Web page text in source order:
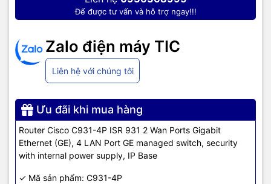
Để được tư vấn và hỗ trợ ngay!!!
Zalo điện máy TIC
Liên hệ với chúng tôi
Ưu đãi khi mua hàng
Router Cisco C931-4P ISR 931 2 Wan Ports Gigabit
Ethernet (GE), 4 LAN Port GE managed switch, security
with internal power supply, IP Base
✓ Mã sản phẩm: C931-4P
- 25 802.1Q VLANs
- Switched Port Analyzer (SPAN)
- Storm control
- Smart ports
- Secure MAC address
- Internet Group Management Protocol Version
3 (IGMPv3) snooping